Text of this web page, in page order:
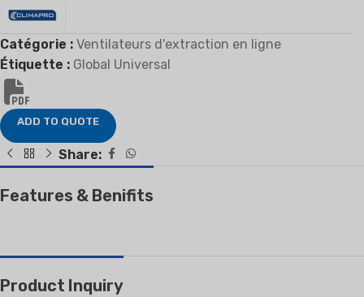
Catégorie : Ventilateurs d'extraction en ligne
Étiquette : Global Universal
ADD TO QUOTE
Share:
Features & Benifits
Product Inquiry